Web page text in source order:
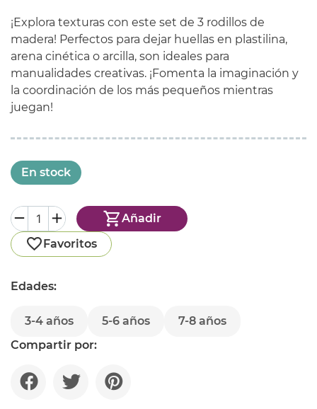
¡Explora texturas con este set de 3 rodillos de
madera! Perfectos para dejar huellas en plastilina,
arena cinética o arcilla, son ideales para
manualidades creativas. ¡Fomenta la imaginación y
la coordinación de los más pequeños mientras
juegan!
En stock
Añadir
Favoritos
Edades:
3-4 años 5-6 años
7-8 años
Compartir por: